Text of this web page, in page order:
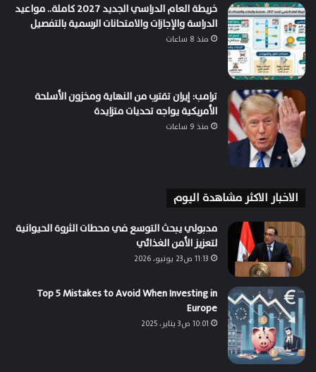
خريطة العام الدراسي الجديد 2027 كاملة.. مواعيد
الدراسة والإجازات والامتحانات الرسمية بالتفصيل
منذ 8 ساعات
ترامب: إيران تقترب من النهاية ومخزون الأسلحة
الأمريكية يواجه تحديات متزايدة
منذ 9 ساعات
الاخبار الاكثر مشاهدة اليوم
مدبولي يبحث التوسع في محطات الثروة الحيوانية
لتعزيز الأمن الغذائي
11:13 ص23 يونيو، 2026
Top 5 Mistakes to Avoid When Investing in
Europe
10:01 ص3 يناير، 2025